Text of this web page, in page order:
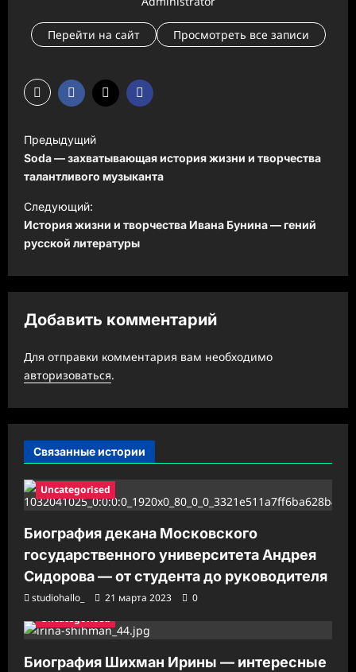
Перейти на сайт Просмотреть все записи
Н
а
в
и
г
а
ц
я
з
а
и
и
Предыдущий
Soda — захватывающая история жизни и творчества
талантливого музыканта
Следующий:
История жизни и творчества Ивана Бунина — гений
русской литературы
Добавить комментарий
Для отправки комментария вам необходимо
авторизоваться.
Связанные истории
Uncategorised
Биография декана Московского
государственного университета Андрея
Сидорова — от студента до руководителя
studiohallo_ 21 марта 2023
0
Uncategorised
Биография Шихман Ирины — интересные